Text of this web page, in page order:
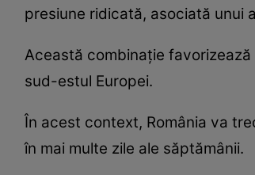
presiune ridicată, asociată unui
Această combinație
sud-estul Europei.
În acest context, România va
în mai multe zile ale săptămânii.